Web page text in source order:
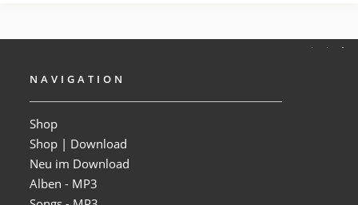
NAVIGATION
Shop
Shop | Download
Neu im Download
Alben - MP3